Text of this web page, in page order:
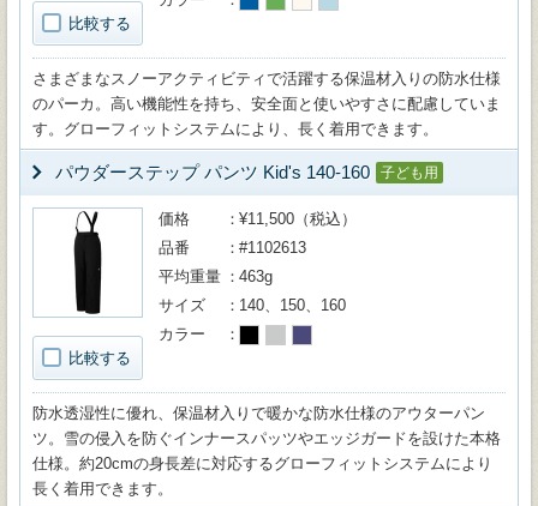
比較する
さまざまなスノーアクティビティで活躍する保温材入りの防水仕様
のパーカ。高い機能性を持ち、安全面と使いやすさに配慮していま
す。グローフィットシステムにより、長く着用できます。
パウダーステップ パンツ Kid's 140-160 子ども用
比較する
価格
¥11,500（税込）
品番
#1102613
平均重量
463g
サイズ
140、150、160
カラー
防水透湿性に優れ、保温材入りで暖かな防水仕様のアウターパン
ツ。雪の侵入を防ぐインナースパッツやエッジガードを設けた本格
仕様。約20cmの身長差に対応するグローフィットシステムにより
長く着用できます。